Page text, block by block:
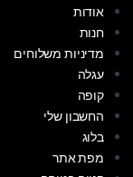
אודות
חנות
מדיניות משלוחים
עגלה
קופה
החשבון שלי
בלוג
מפת אתר